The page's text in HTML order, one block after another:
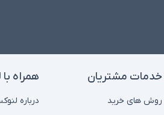
خدمات مشتریان
روش های خرید
همراه
درباره